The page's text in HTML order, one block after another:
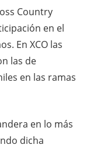
Country
en el
En XCO las
las de
en las ramas
en lo más
dicha